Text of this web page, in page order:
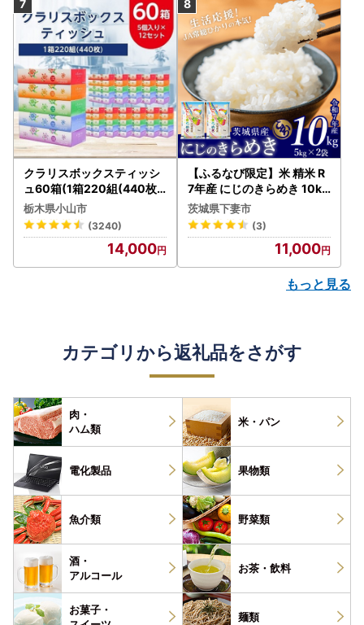
クラリスボックスティッシ
ュ60箱(1箱220組(440枚))
(5個入り×12セット)【配送
不可地域：離島・沖縄県】
【1256759】
栃木県小山市
(3240)
14,000
【ふるなび限定】米 精米 R
7年産 にじのきらめき 10kg
10月 FN-Limited-PR
茨城県下妻市
(3)
11,000
もっと見る
カテゴリから返礼品をさがす
肉・
ハム類
米・パン
電化製品 果物類
魚介類 野菜類
酒・
アルコール
お茶・ 飲料
お菓子・
麺類